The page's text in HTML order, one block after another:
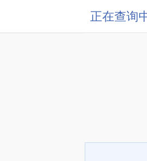
正在查询